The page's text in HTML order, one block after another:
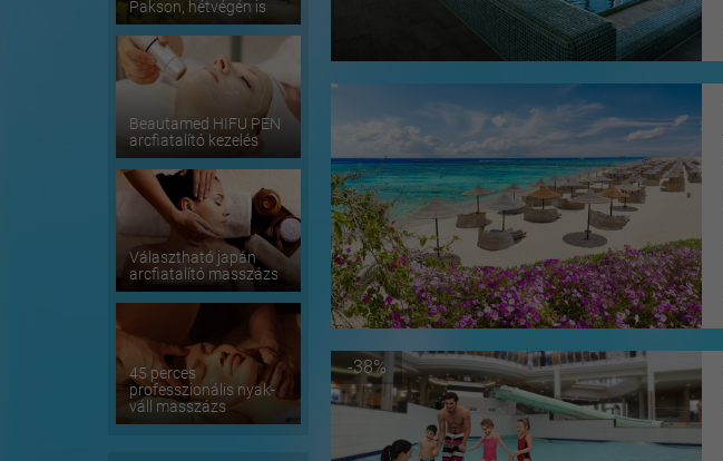
Pakson, hétvégén is
Beautamed HIFU PEN
arcfiatalító kezelés
Választható japán
arcfiatalító masszázs
45 perces
professzionális nyak-
váll masszázs
-38%